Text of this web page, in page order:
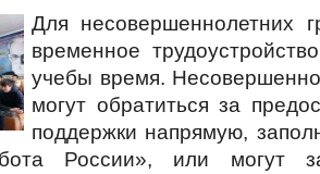
Для несовершеннолетних
временное
учебы время.
могут обратиться за
поддержки напрямую,
России», или могут